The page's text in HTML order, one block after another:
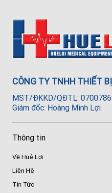
CÔNG TY TNHH THIẾT
MST/ĐKKD/QĐTL:
Giám đốc: Hoàng Minh Lợi
Thông tin
Về Huê Lợi
Liên Hệ
Tin Tức